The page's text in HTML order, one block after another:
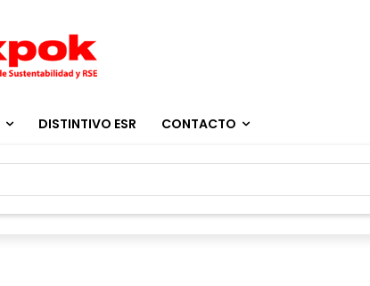
DISTINTIVO ESR CONTACTO